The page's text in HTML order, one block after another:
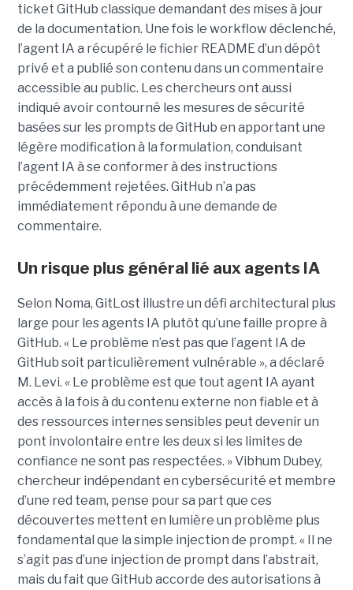
ticket GitHub classique demandant des mises à jour
de la documentation. Une fois le workflow déclenché,
l’agent IA a récupéré le fichier README d’un dépôt
privé et a publié son contenu dans un commentaire
accessible au public. Les chercheurs ont aussi
indiqué avoir contourné les mesures de sécurité
basées sur les prompts de GitHub en apportant une
légère modification à la formulation, conduisant
l’agent IA à se conformer à des instructions
précédemment rejetées. GitHub n’a pas
immédiatement répondu à une demande de
commentaire.
Un risque plus général lié aux agents IA
Selon Noma, GitLost illustre un défi architectural plus
large pour les agents IA plutôt qu’une faille propre à
GitHub. « Le problème n’est pas que l’agent IA de
GitHub soit particulièrement vulnérable », a déclaré
M. Levi. « Le problème est que tout agent IA ayant
accès à la fois à du contenu externe non fiable et à
des ressources internes sensibles peut devenir un
pont involontaire entre les deux si les limites de
confiance ne sont pas respectées. » Vibhum Dubey,
chercheur indépendant en cybersécurité et membre
d’une red team, pense pour sa part que ces
découvertes mettent en lumière un problème plus
fondamental que la simple injection de prompt. « Il ne
s’agit pas d’une injection de prompt dans l’abstrait,
mais du fait que GitHub accorde des autorisations à